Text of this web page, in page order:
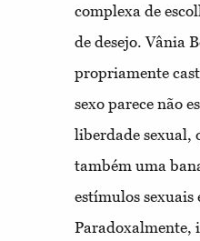
complexa de
de desejo. Vânia
propriamente
sexo parece não
liberdade sexual,
também uma
estímulos sexuais
Paradoxalmente,